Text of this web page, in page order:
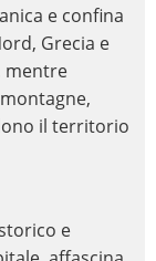
e confina
Grecia e
mentre
il territorio
e